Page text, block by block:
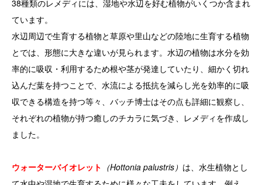
38種類のレメディには、湿地や水辺を好む植物がいくつか含まれ
ています。
水辺周辺で生育する植物と草原や里山などの陸地に生育する植物
とでは、形態に大きな違いが見られます。水辺の植物は水分を効
率的に吸収・利用するため根や茎が発達していたり、細かく切れ
込んだ葉を持つことで、水流による抵抗を減らし光を効率的に吸
収できる構造を持つ等々、バッチ博士はその点も詳細に観察し、
それぞれの植物が持つ癒しのチカラに気づき、レメディを作成し
ました。
ウォーターバイオレット （Hottonia palustris） は、水生植物とし